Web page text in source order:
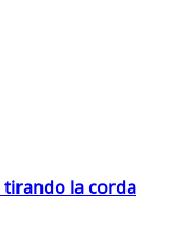
tirando la corda